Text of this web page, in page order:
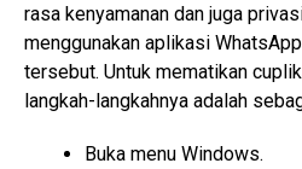
rasa kenyamanan dan juga
menggunakan aplikasi
tersebut. Untuk mematikan
langkah-langkahnya adalah
Buka menu Windows.